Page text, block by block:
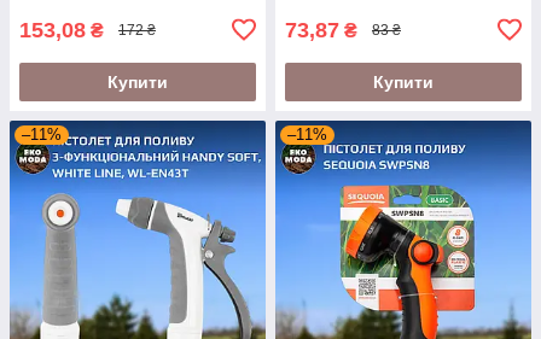
153,08 ₴ 172 ₴
Купити
73,87 ₴ 83 ₴
Купити
–11% –11%